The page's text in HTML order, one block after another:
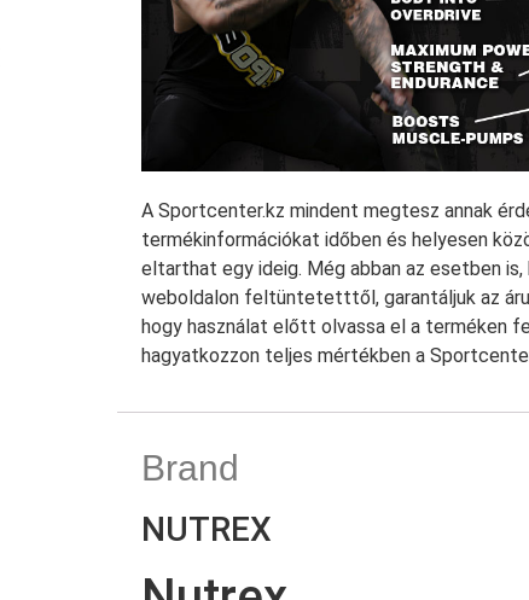
A Sportcenter.kz mindent megtesz annak
termékinformációkat időben és helyesen
eltarthat egy ideig. Még abban az esetben
weboldalon feltüntetetttől, garantáljuk az
hogy használat előtt olvassa el a terméken
hagyatkozzon teljes mértékben a
Brand
NUTREX